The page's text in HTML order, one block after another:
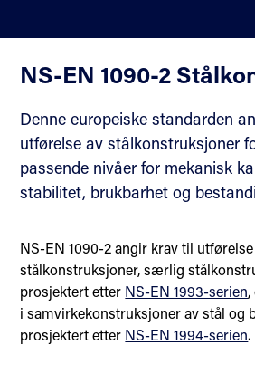
NS-EN 1090-2
Denne europeiske standarden
utførelse av stålkonstruksjoner
passende nivåer for mekanisk
stabilitet, brukbarhet og
NS-EN 1090-2 angir krav til
stålkonstruksjoner, særlig
prosjektert etter NS-EN 1993-serien
i samvirkekonstruksjoner av stål og
prosjektert etter NS-EN 1994-serien.